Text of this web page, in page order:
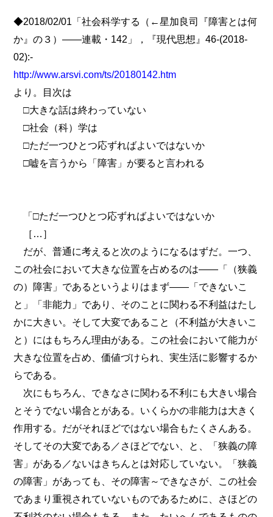
◆2018/02/01「社会科学する（←星加良司『障害とは何
か』の３）――連載・142」，『現代思想』46-(2018-
02):-
http://www.arsvi.com/ts/20180142.htm
より。目次は
□大きな話は終わっていない
□社会（科）学は
□ただ一つひとつ応ずればよいではないか
□嘘を言うから「障害」が要ると言われる
「□ただ一つひとつ応ずればよいではないか
［…］
だが、普通に考えると次のようになるはずだ。一つ、
この社会において大きな位置を占めるのは――「（狭義
の）障害」であるというよりはまず――「できないこ
と」「非能力」であり、そのことに関わる不利益はたし
かに大きい。そして大変であること（不利益が大きいこ
と）にはもちろん理由がある。この社会において能力が
大きな位置を占め、価値づけられ、実生活に影響するか
らである。
次にもちろん、できなさに関わる不利にも大きい場合
とそうでない場合とがある。いくらかの非能力は大きく
作用する。だがそれほどではない場合もたくさんある。
そしてその大変である／さほどでない、と、「狭義の障
害」がある／ないはきちんとは対応していない。「狭義
の障害」があっても、その障害～できなさが、この社会
であまり重視されていないものであるために、さほどの